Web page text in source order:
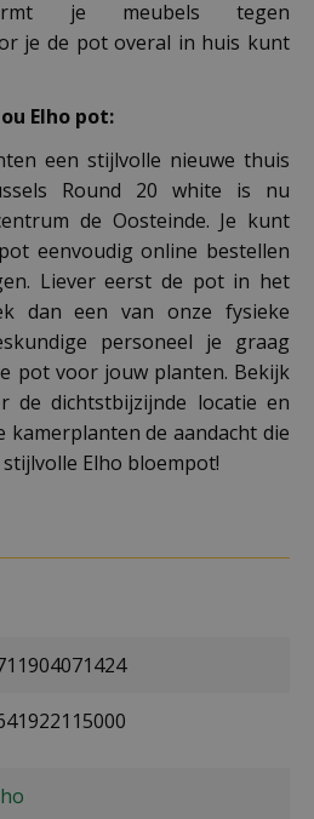
je meubels tegen
je de pot overal in huis kunt
Elho pot:
een stijlvolle nieuwe thuis
Round 20 white is nu
de Oosteinde. Je kunt
eenvoudig online bestellen
Liever eerst de pot in het
dan een van onze fysieke
personeel je graag
pot voor jouw planten. Bekijk
de dichtstbijzijnde locatie en
kamerplanten de aandacht die
Elho bloempot!